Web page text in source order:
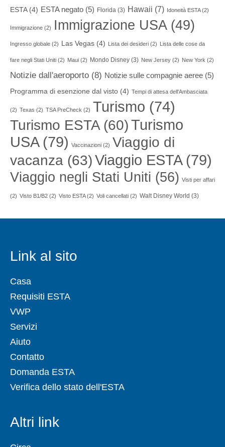
ESTA(4) ESTA negato (5) Florida (3) Hawaii (7) Idoneità ESTA(2)
Immigrazione (2) Immigrazione USA(49)
Ingresso globale (2) Las Vegas (4) Lista dei desideri (2) Lista delle cose da
fare negli Stati Uniti (2) Maui (2) Mondo Disney (3) New Jersey (2) New York (2)
Notizie dall'aeroporto (8) Notizie sulle compagnie aeree (5)
Programma di esenzione dal visto (4) Tempi di attesa dell'Ambasciata
(2) Texas (2) TSA PreCheck (2) Turismo (74)
Turismo ESTA(60)Turismo
USA(79) Vaccinazioni (2) Viaggio di
vacanza (63)Viaggio ESTA(79)
Viaggio negli Stati Uniti (56) Visti per affari
(2) Visto B1/B2 (2) Visto ESTA(2) Voli cancellati (2) Walt Disney World (3)
Link al sito
Casa
Requisiti ESTA
VWP
Servizi
Aiuto
Contatto
Domanda ESTA
Verifica dello stato dell'ESTA
Altri link